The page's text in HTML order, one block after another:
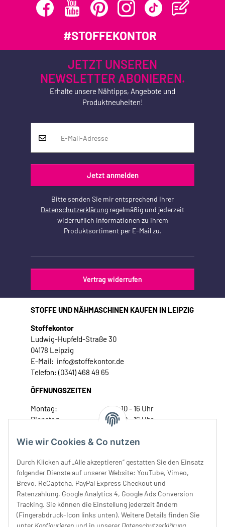
Wie wir Cookies & Co nutzen
Durch Klicken auf „Alle akzeptieren“ gestatten Sie den Einsatz
folgender Dienste auf unserer Website: YouTube, Vimeo,
Brevo, ReCaptcha, PayPal Express Checkout und
Ratenzahlung, Google Analytics 4, Google Ads Conversion
Tracking. Sie können die Einstellung jederzeit ändern
(Fingerabdruck-Icon links unten). Weitere Details finden Sie
#STOFFEKONTOR
JETZT UNSEREN
NEWSLETTER ABONIEREN.
Erhalte unsere Nähtipps, Angebote und
Produktneuheiten!
Jetzt anmelden
Bitte senden Sie mir entsprechend Ihrer
Datenschutzerklärung regelmäßig und jederzeit
widerruflich Informationen zu Ihrem
Produktsortiment per E-Mail zu.
Vertrag widerrufen
STOFFE UND NÄHMASCHINEN KAUFEN IN LEIPZIG
Stoffekontor
Ludwig-Hupfeld-Straße 30
04178 Leipzig
E-Mail: info@stoffekontor.de
Telefon: (0341) 468 49 65
ÖFFNUNGSZEITEN
Montag:
10 - 16 Uhr
Dienstag:
10 - 16 Uhr
Donnerstag:
10 - 18 Uhr
Samstag:
10 - 14 Uhr
Unser Service
Rechtliches